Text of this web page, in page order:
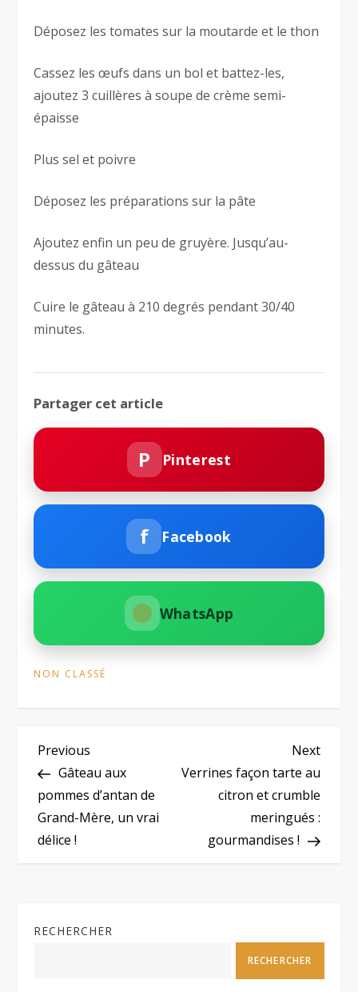
Déposez les tomates sur la moutarde et le thon
Cassez les œufs dans un bol et battez-les,
ajoutez 3 cuillères à soupe de crème semi-
épaisse
Plus sel et poivre
Déposez les préparations sur la pâte
Ajoutez enfin un peu de gruyère. Jusqu’au-
dessus du gâteau
Cuire le gâteau à 210 degrés pendant 30/40
minutes.
Partager cet article
P Pinterest
f Facebook
WhatsApp
NON CLASSÉ
N
a
v
a
Previous
Post
Previous
Gâteau aux
pommes d’antan de
Grand-Mère, un vrai
délice !
Next
Post
Next
Verrines façon tarte au
citron et crumble
meringués :
gourmandises !
RECHERCHER
RECHERCHER